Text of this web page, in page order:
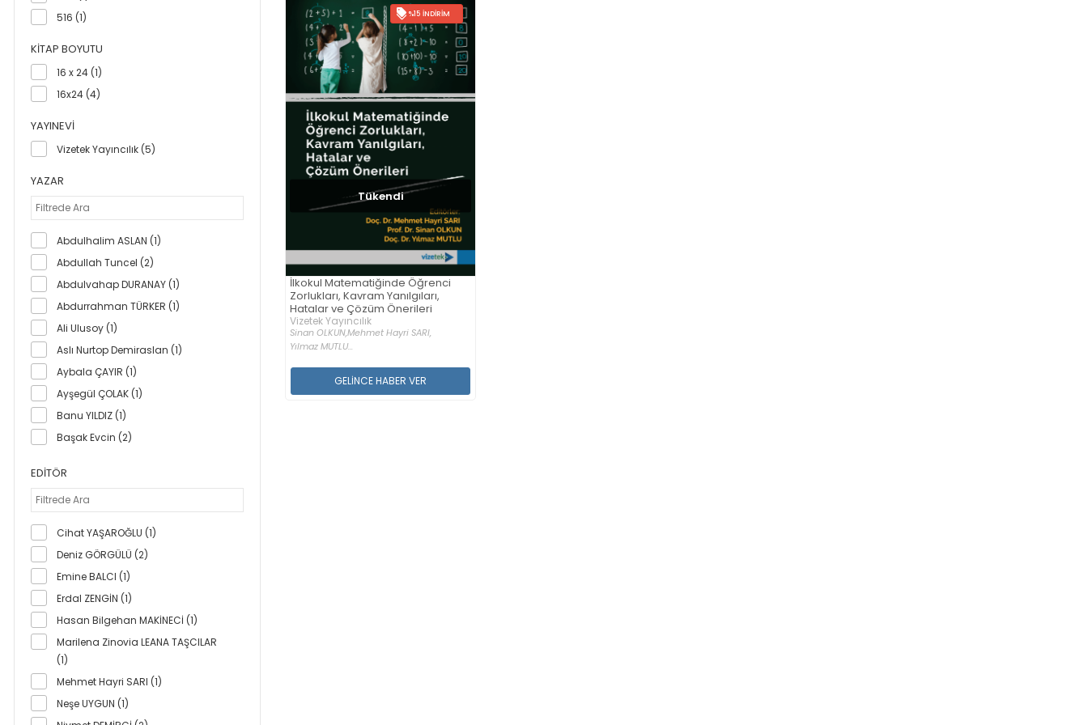
516 (1)
KITAP BOYUTU
16 x 24 (1)
16x24 (4)
YAYINEVI
Vizetek Yayıncılık (5)
YAZAR
Abdulhalim ASLAN (1)
Abdullah Tuncel (2)
Abdulvahap DURANAY (1)
Abdurrahman TÜRKER (1)
Ali Ulusoy (1)
Aslı Nurtop Demiraslan (1)
Aybala ÇAYIR (1)
Ayşegül ÇOLAK (1)
Banu YILDIZ (1)
Başak Evcin (2)
Berrin Aydın (1)
Betül Aydın (1)
Burcu DURMAZ (1)
Canan KÖSEOĞLU (1)
Ceyda Huş (2)
Ceyhun SAYMAN (1)
Deniz Görgülü (1)
Ebumüslüm AKSOY (1)
Elif PEYCİ (1)
Emine BALCI (1)
EDITÖR
Cihat YAŞAROĞLU (1)
Deniz GÖRGÜLÜ (2)
Emine BALCI (1)
Erdal ZENGİN (1)
Hasan Bilgehan MAKİNECİ (1)
Marilena Zinovia LEANA TAŞCILAR
(1)
Mehmet Hayri SARI (1)
Neşe UYGUN (1)
%15 İNDIRIM
Tükendi
İlkokul Matematiğinde Öğrenci
Zorlukları, Kavram Yanılgıları,
Hatalar ve Çözüm Önerileri
Vizetek Yayıncılık
Sinan OLKUN,Mehmet Hayri SARI,
Yılmaz MUTLU...
GELİNCE HABER VER